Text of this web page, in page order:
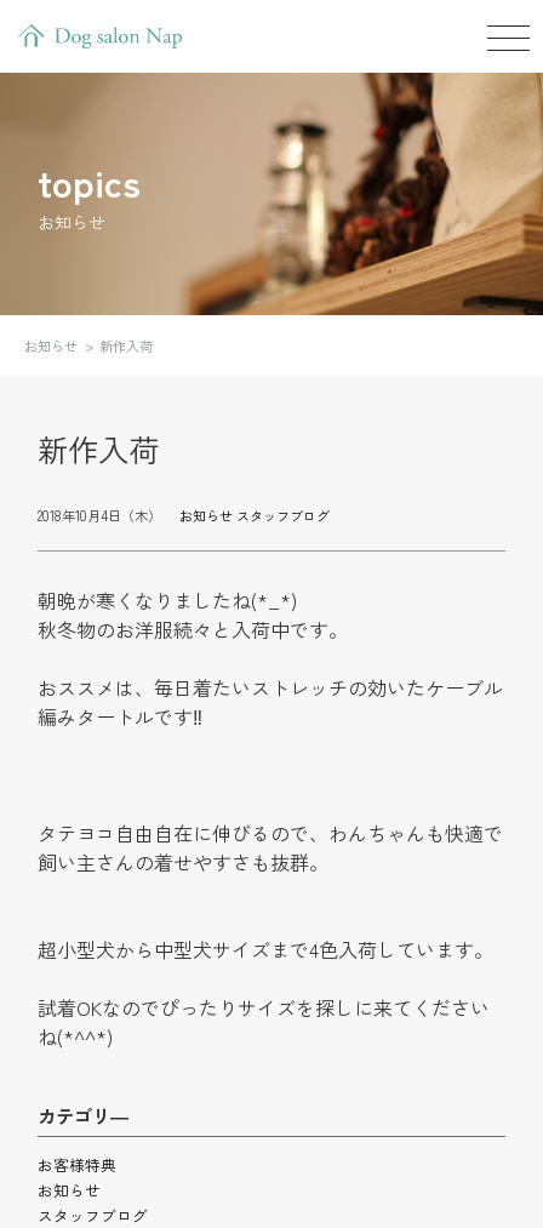
topics
お知らせ
お知らせ 新作入荷
新作入荷
2018年10月4日（木） お知らせ スタッフブログ
朝晩が寒くなりましたね(*_*)
秋冬物のお洋服続々と入荷中です。
おススメは、毎日着たいストレッチの効いたケーブル
編みタートルです‼︎
タテヨコ自由自在に伸びるので、わんちゃんも快適で
飼い主さんの着せやすさも抜群。
超小型犬から中型犬サイズまで4色入荷しています。
試着OKなのでぴったりサイズを探しに来てください
ね(*^^*)
カテゴリ―
お客様特典
お知らせ
スタッフブログ